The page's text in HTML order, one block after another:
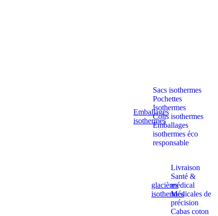
Emballages
isothermes
Sacs isothermes
Pochettes
Isothermes
Colis isothermes
Emballages
isothermes éco
responsable
glacières
isothermes
Livraison
Santé &
médical
Médicales de
précision
Cabas coton